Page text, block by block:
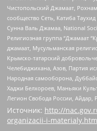
Чистопольский Джамаат,
сообщество Сеть, Катиба
Сунна Валь Джамаа, National
Религиозная группа “Джамаат
джамаат, Мусульманская
Крымско-татарский
Челебиджихана, Азов, Партия
Народная самооборона,
Хаджи Белхороев, Маньяки
Легион Свобода России, Айдар,
Источник: http://
organizacii-i-